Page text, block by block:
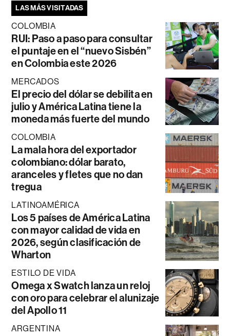
LAS MÁS VISITADAS
COLOMBIA
RUI: Paso a paso para consultar
el puntaje en el “nuevo Sisbén”
en Colombia este 2026
MERCADOS
El precio del dólar se debilita en
julio y América Latina tiene la
moneda más fuerte del mundo
COLOMBIA
La mala hora del exportador
colombiano: dólar barato,
aranceles y fletes que no dan
tregua
LATINOAMÉRICA
Los 5 países de América Latina
con mayor calidad de vida en
2026, según clasificación de
Wharton
ESTILO DE VIDA
Omega x Swatch lanza un reloj
con oro para celebrar el alunizaje
del Apollo 11
ARGENTINA